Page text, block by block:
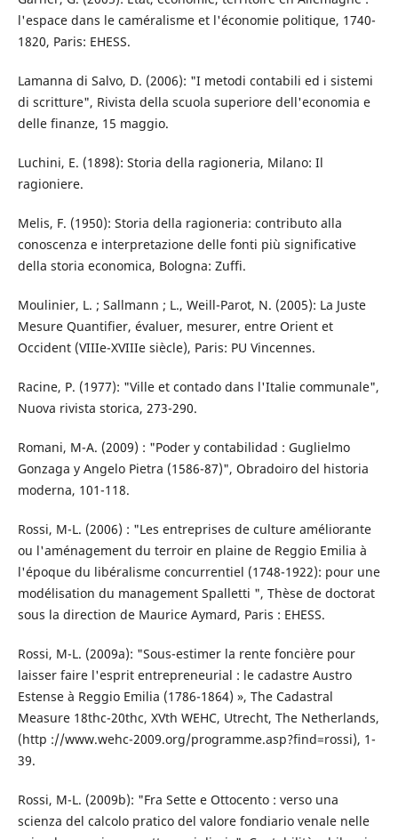
l'espace dans le caméralisme et l'économie politique, 1740-
1820, Paris: EHESS.
Lamanna di Salvo, D. (2006): "I metodi contabili ed i sistemi
di scritture", Rivista della scuola superiore dell'economia e
delle finanze, 15 maggio.
Luchini, E. (1898): Storia della ragioneria, Milano: Il
ragioniere.
Melis, F. (1950): Storia della ragioneria: contributo alla
conoscenza e interpretazione delle fonti più significative
della storia economica, Bologna: Zuffi.
Moulinier, L. ; Sallmann ; L., Weill-Parot, N. (2005): La Juste
Mesure Quantifier, évaluer, mesurer, entre Orient et
Occident (VIIIe-XVIIIe siècle), Paris: PU Vincennes.
Racine, P. (1977): "Ville et contado dans l'Italie communale",
Nuova rivista storica, 273-290.
Romani, M-A. (2009) : "Poder y contabilidad : Guglielmo
Gonzaga y Angelo Pietra (1586-87)", Obradoiro del historia
moderna, 101-118.
Rossi, M-L. (2006) : "Les entreprises de culture améliorante
ou l'aménagement du terroir en plaine de Reggio Emilia à
l'époque du libéralisme concurrentiel (1748-1922): pour une
modélisation du management Spalletti ", Thèse de doctorat
sous la direction de Maurice Aymard, Paris : EHESS.
Rossi, M-L. (2009a): "Sous-estimer la rente foncière pour
laisser faire l'esprit entrepreneurial : le cadastre Austro
Estense à Reggio Emilia (1786-1864) », The Cadastral
Measure 18thc-20thc, XVth WEHC, Utrecht, The Netherlands,
(http ://www.wehc-2009.org/programme.asp?find=rossi), 1-
39.
Rossi, M-L. (2009b): "Fra Sette e Ottocento : verso una
scienza del calcolo pratico del valore fondiario venale nelle